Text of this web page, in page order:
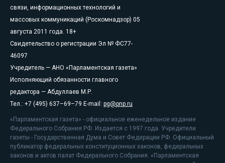
связи, информационных технологий и
массовых коммуникаций (Роскомнадзор) 05
августа 2011 года. 18+
Свидетельство о регистрации Эл № ФС77-
46097
Учредитель — АНО «Парламентская газета»
Исполняющий обязанности главного
редактора — Абдуллаев М.Р.
Тел.: +7 (495) 637–69–79 E-mail: pg@pnp.ru
«Парламентская газета» - официальное еженедельное издание
Федерального Собрания РФ. Издается с 1997 года. Учредители
газеты - Государственная Дума и Совет Федерации РФ. Официальный
публикатор федеральных конституционных законов, федеральных
законов и актов палат Федерального Собрания. «Парламентская